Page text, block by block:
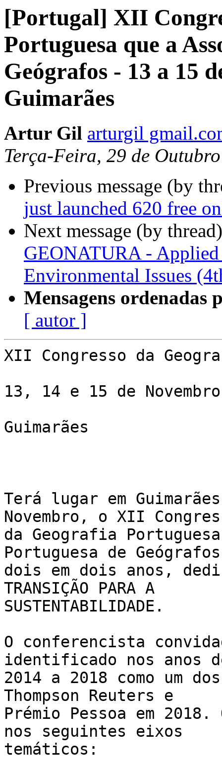
[Portugal] XII
Portuguesa que a
Geógrafos - 13 a 15
Guimarães
Artur Gil arturgil
Terça-Feira, 29 de
Previous message (by
just launched 620 free
Next message (by
GEONATURA -
Environmental Issues
Mensagens ordenadas
[ autor ]
XII Congresso da
13, 14 e 15 de Novembro
Guimarães
Terá lugar em
Novembro, o XII
da Geografia
Portuguesa de
dois em dois anos,
TRANSIÇÃO PARA A
SUSTENTABILIDADE.
O conferencista
identificado nos anos
2014 a 2018 como um
Thompson Reuters e
Prémio Pessoa em
nos seguintes eixos
temáticos: